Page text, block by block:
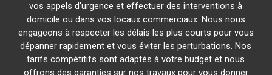
vos appels d'urgence et effectuer des interventions à
domicile ou dans vos locaux commerciaux. Nous nous
engageons à respecter les délais les plus courts pour vous
dépanner rapidement et vous éviter les perturbations. Nos
tarifs compétitifs sont adaptés à votre budget et nous
offrons des garanties sur nos travaux pour vous donner